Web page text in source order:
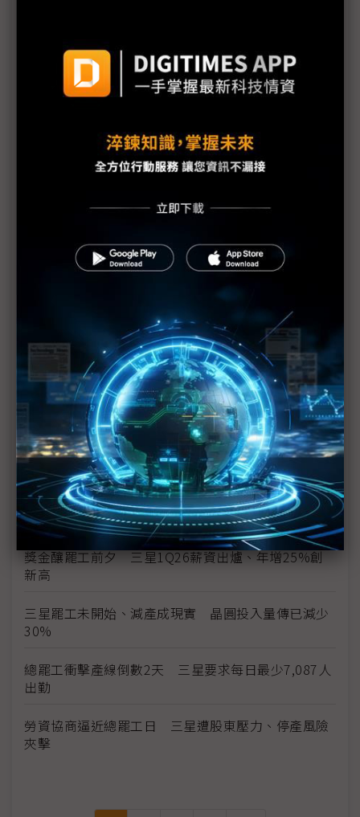
三星勞資暫定協議惹議 DX部門擬投下反對票
評析：三星罷工危機解除後 高額獎金未能撫平深層
三星最新勞資協議部門待遇落差12倍 內部隱憂恐已
【漫圖秒懂】高分紅還是拚擴產？ 三星、SK海力士
躲過三星罷工 南韓「半導體依賴症」能躲過下次危
三星工會醞釀「總罷工」反覆拉扯 DRAM、NAND
Flash漲勢恐續飆
三星史上頭一遭補償方案協議 半導體員工年終分紅
上看6億韓元
三星勞資僵局最後一刻驚險達成協議 總罷工暫緩執
行
三星總罷工危機 南韓勞動部長親自出面調解
勞資談判破局 三星工會5月21日展開總罷工
獎金釀罷工前夕 三星1Q26薪資出爐、年增25%創
新高
三星罷工未開始、減產成現實 晶圓投入量傳已減少
30%
總罷工衝擊產線倒數2天 三星要求每日最少7,087人
出勤
勞資協商逼近總罷工日 三星遭股東壓力、停產風險
夾擊